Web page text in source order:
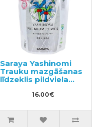
Saraya Yashinomi
Trauku mazgāšanas
līdzeklis pildviela
16.00€